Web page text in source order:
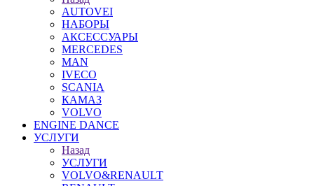
AUTOVEI
НАБОРЫ
АКСЕССУАРЫ
MERCEDES
MAN
IVECO
SCANIA
КАМАЗ
VOLVO
ENGINE DANCE
УСЛУГИ
Назад
УСЛУГИ
VOLVO&RENAULT